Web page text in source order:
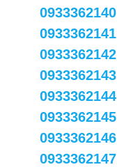
0933362140
0933362141
0933362142
0933362143
0933362144
0933362145
0933362146
0933362147